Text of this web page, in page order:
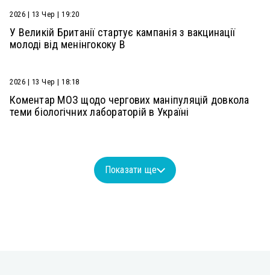
2026 | 13 Чер | 19:20
У Великій Британії стартує кампанія з вакцинації
молоді від менінгококу В
2026 | 13 Чер | 18:18
Коментар МОЗ щодо чергових маніпуляцій довкола
теми біологічних лабораторій в Україні
Показати ще